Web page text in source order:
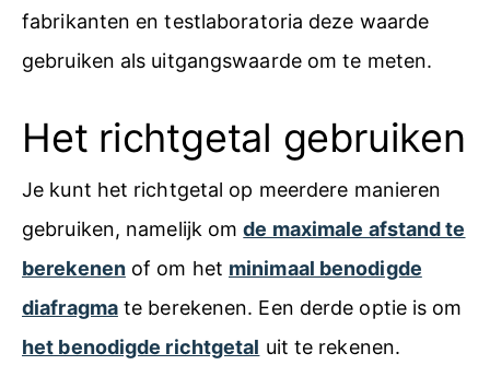
fabrikanten en testlaboratoria deze waarde
gebruiken als uitgangswaarde om te meten.
Het richtgetal gebruiken
Je kunt het richtgetal op meerdere manieren
gebruiken, namelijk omde maximale afstand te
berekenenof om het minimaal benodigde
diafragmate berekenen. Een derde optie is om
het benodigde richtgetal uit te rekenen.